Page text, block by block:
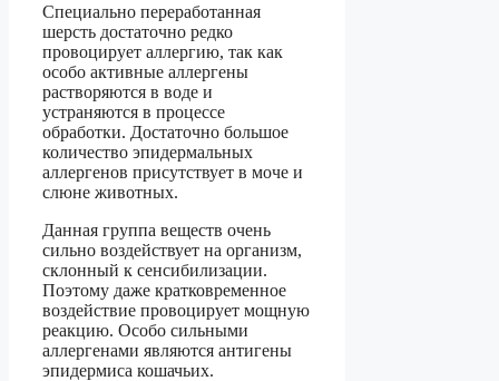
Специально переработанная
шерсть достаточно редко
провоцирует аллергию, так как
особо активные аллергены
растворяются в воде и
устраняются в процессе
обработки. Достаточно большое
количество эпидермальных
аллергенов присутствует в моче и
слюне животных.
Данная группа веществ очень
сильно воздействует на организм,
склонный к сенсибилизации.
Поэтому даже кратковременное
воздействие провоцирует мощную
реакцию. Особо сильными
аллергенами являются антигены
эпидермиса кошачьих.